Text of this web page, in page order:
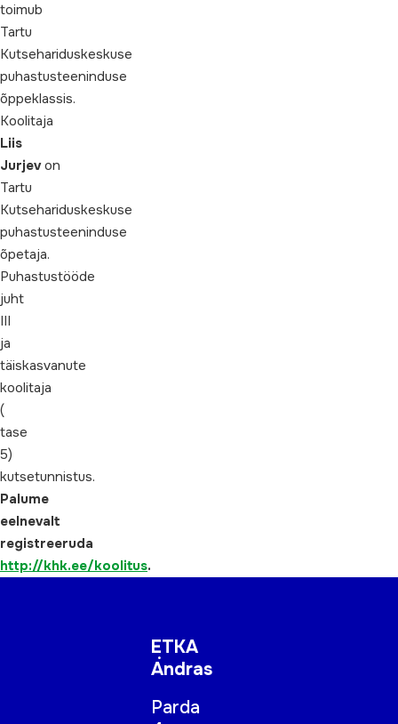
toimub
Tartu
Kutsehariduskeskuse
puhastusteeninduse
õppeklassis.
Koolitaja
Liis
Jurjevon
Tartu
Kutsehariduskeskuse
puhastusteeninduse
õpetaja.
Puhastustööde
juht
III
ja
täiskasvanute
koolitaja
(
tase
5)
kutsetunnistus.
Palume
eelnevalt
registreeruda
http://khk.ee/koolitus.
ETKA
Andras
Parda